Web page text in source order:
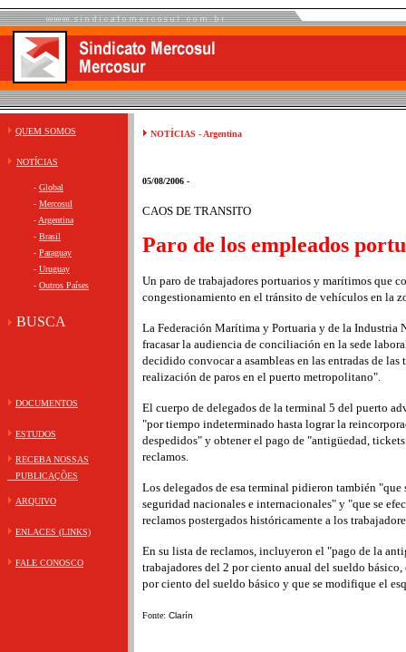
QUEM SOMOS
NOTÍCIAS
- Global
- Mercosul
- Argentina
- Brasil
- Paraguay
- Uruguay
- Outros Países
BUSCA
DOCUMENTOS
ESTUDOS
RECEBA NOSSAS
PUBLICAÇÕES
ARQUIVO
ENLACES (LINKS)
FALE CONOSCO
NOTÍCIAS - Argentina
05/08/2006 -
CAOS DE TRANSITO
Paro de los empleados
Un paro de trabajadores portuarios y marítimos que
congestionamiento en el tránsito de vehículos en la
La Federación Marítima y Portuaria y de la Industria
fracasar la audiencia de conciliación en la sede
decidido convocar a asambleas en las entradas de
realización de paros en el puerto metropolitano".
El cuerpo de delegados de la terminal 5 del puerto
"por tiempo indeterminado hasta lograr la
despedidos" y obtener el pago de "antigüedad,
reclamos.
Los delegados de esa terminal pidieron también "que
seguridad nacionales e internacionales" y "que se
reclamos postergados históricamente a los
En su lista de reclamos, incluyeron el "pago de la
trabajadores del 2 por ciento anual del sueldo
por ciento del sueldo básico y que se modifique el
Fonte: Clarín